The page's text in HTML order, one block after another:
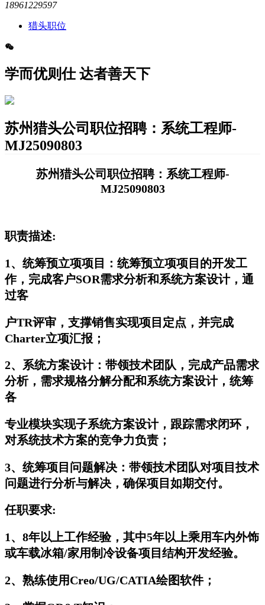
18961229597
猎头职位
学而优则仕 达者善天下
苏州猎头公司职位招聘：系统工程师-
MJ25090803
苏州猎头公司职位招聘：系统工程师-
MJ25090803
职责描述:
1、统筹预立项项目：统筹预立项项目的开发工
作，完成客户SOR需求分析和系统方案设计，通
过客
户TR评审，支撑销售实现项目定点，并完成
Charter立项汇报；
2、系统方案设计：带领技术团队，完成产品需求
分析，需求规格分解分配和系统方案设计，统筹
各
专业模块实现子系统方案设计，跟踪需求闭环，
对系统技术方案的竞争力负责；
3、统筹项目问题解决：带领技术团队对项目技术
问题进行分析与解决，确保项目如期交付。
任职要求:
1、8年以上工作经验，其中5年以上乘用车内外饰
或车载冰箱/家用制冷设备项目结构开发经验。
2、熟练使用Creo/UG/CATIA绘图软件；